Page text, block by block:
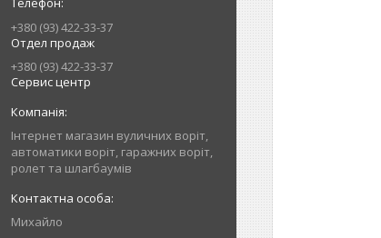
+380 (93) 422-33-37
Отдел продаж
+380 (93) 422-33-37
Сервис центр
Інтернет магазин вуличних воріт,
автоматики воріт, гаражних воріт,
ролет та шлагбаумів
Михайло